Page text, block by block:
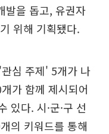
발을 돕고, 유권자
위해 기획됐다.
심 주제' 5개가 나
가 함께 제시되어
있다. 시·군·구 선
의 키워드를 통해